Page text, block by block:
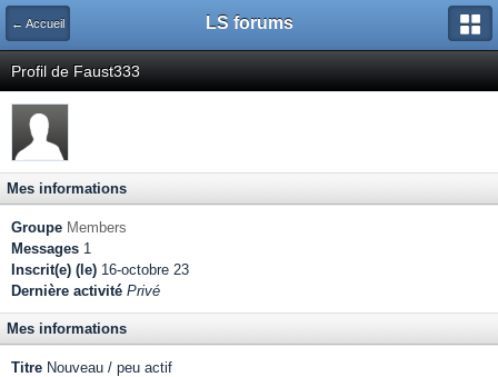
← Accueil LS forums
Profil de Faust333
Mes informations
Groupe Members
Messages 1
Inscrit(e) (le) 16-octobre 23
Dernière activité Privé
Mes informations
Titre Nouveau / peu actif